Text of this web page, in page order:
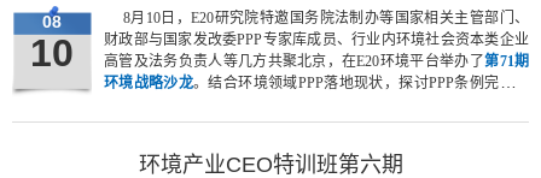
08
10
8月10日，E20研究院特邀国务院法制办等国家相关主管部门、
财政部与国家发改委PPP专家库成员、行业内环境社会资本类企业
高管及法务负责人等几方共聚北京，在E20环境平台举办了第71期
环境战略沙龙。结合环境领域PPP落地现状，探讨PPP条例完善方
环境产业CEO特训班第六期